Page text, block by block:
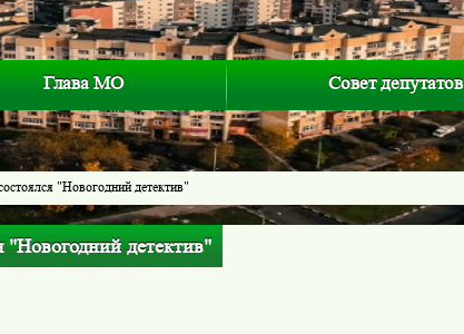
Глава МО Совет депутатов
"Новогодний детектив"
детектив"